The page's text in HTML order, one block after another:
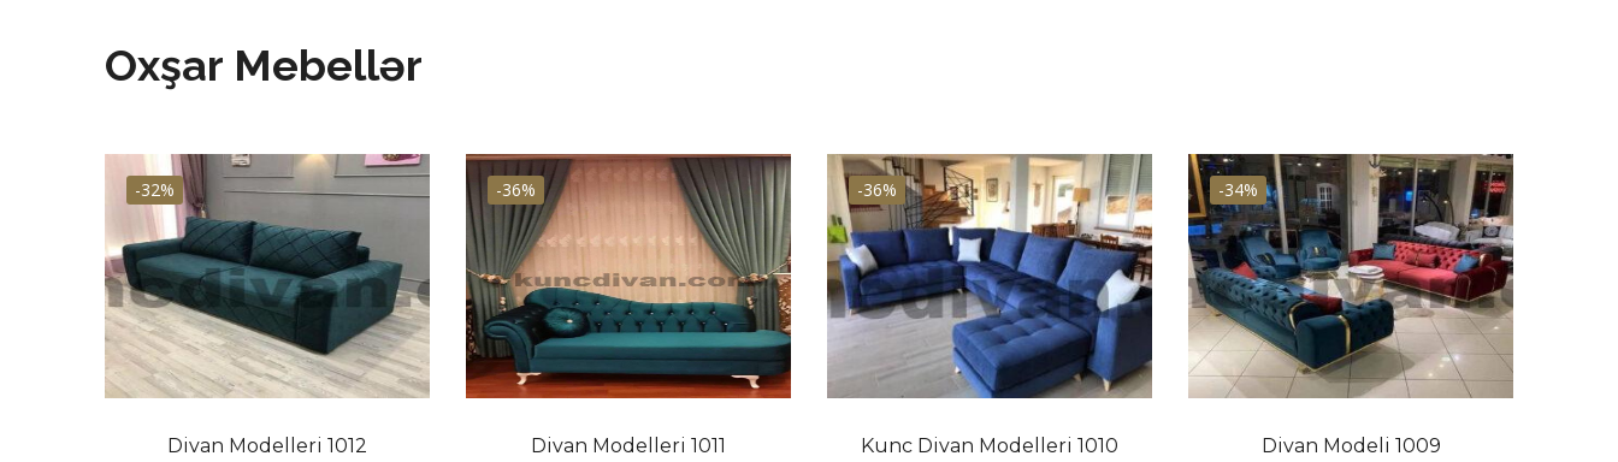
Oxşar Mebellər
-32%
Divan Modelleri 1012
-36%
Divan Modelleri 1011
-36%
Kunc Divan Modelleri 1010
-34%
Divan Modeli 1009